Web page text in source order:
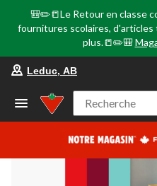
🎒✏️📒Le Retour en classe
fournitures scolaires, d'articles
plus.📒✏️🎒
Leduc, AB
Recherche